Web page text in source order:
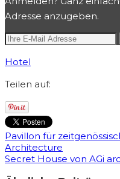
Adresse anzugeben.
Hotel
Teilen auf:
Pavillon für
Architecture
Secret House von AGi